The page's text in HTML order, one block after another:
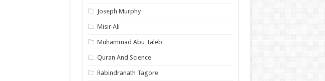
Joseph Murphy
Misir Ali
Muhammad Abu Taleb
Quran And Science
Rabindranath Tagore